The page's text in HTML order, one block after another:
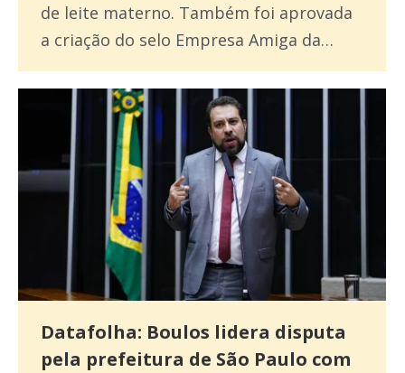
de leite materno. Também foi aprovada
a criação do selo Empresa Amiga da…
Datafolha: Boulos lidera disputa
pela prefeitura de São Paulo com